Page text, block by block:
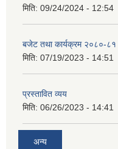
मिति: 09/24/2024 - 12:54
बजेट तथा कार्यक्रम २०८०-८१
मिति: 07/19/2023 - 14:51
प्रस्तावित व्यय
मिति: 06/26/2023 - 14:41
अन्य